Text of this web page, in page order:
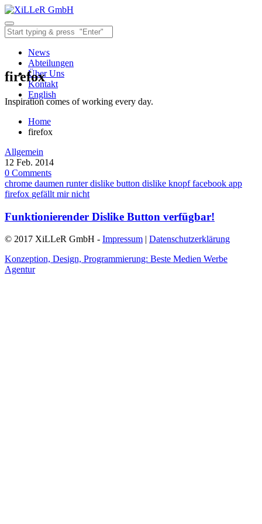
News
Abteilungen
Über Uns
Kontakt
English
firefox
Inspiration comes of working every day.
Home
firefox
Allgemein
12 Feb. 2014
0 Comments
chrome daumen runterdislike button dislike knopffacebook app
firefox gefällt mir nicht
Funktionierender Dislike Button verfügbar!
© 2017 XiLLeR GmbH - Impressum | Datenschutzerklärung
Konzeption, Design, Programmierung: Beste Medien Werbe
Agentur